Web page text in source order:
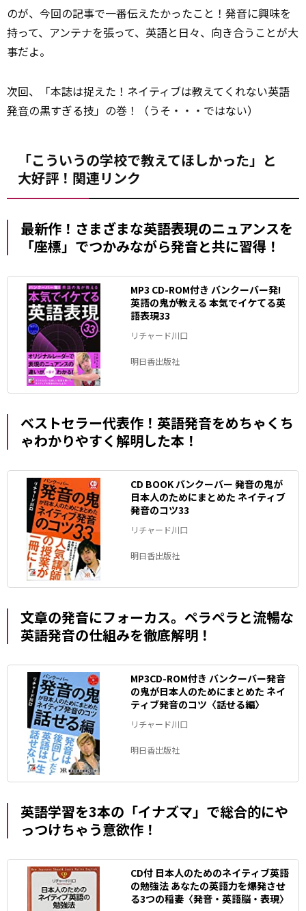
のが、今回の記事で一番伝えたかったこと！発音に興味を
持って、アンテナを張って、英語と日々、向き合うことが大
事だよ。
次回、「本誌は捉えた！ネイティブは教えてくれない英語
発音の黒すぎる技」の巻！（うそ・・・ではない）
「こういうの学校で教えてほしかった」と
大好評！関連リンク
最新作！さまざまな英語表現のニュアンスを
「座標」でつかみながら発音と共に習得！
MP3 CD-ROM付き バンクーバー発!
英語の鬼が教える 本気でイケてる英
語表現33
リチャード川口
明日香出版社
ベストセラー代表作！英語発音をめちゃくち
ゃわかりやすく解明した本！
CD BOOK バンクーバー 発音の鬼が
日本人のためにまとめた ネイティブ
発音のコツ33
リチャード川口
明日香出版社
文章の発音にフォーカス。ペラペラと流暢な
英語発音の仕組みを徹底解明！
MP3CD-ROM付き バンクーバー発音
の鬼が日本人のためにまとめた ネイ
ティブ発音のコツ〈話せる編〉
リチャード川口
明日香出版社
英語学習を3本の「イナズマ」で総合的にや
っつけちゃう意欲作！
CD付 日本人のためのネイティブ英語
の勉強法 あなたの英語力を爆発させ
る3つの稲妻〈発音・英語脳・表現〉